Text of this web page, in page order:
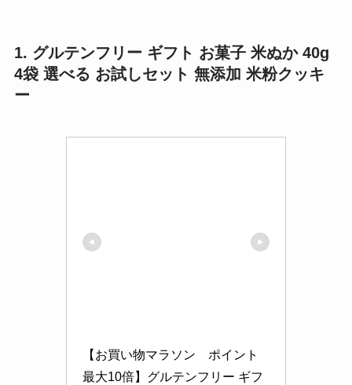
1. グルテンフリー ギフト お菓子 米ぬか 40g
4袋 選べる お試しセット 無添加 米粉クッキ
ー
【お買い物マラソン　ポイント
最大10倍】グルテンフリー ギフ